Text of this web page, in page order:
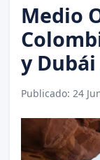
Medio
y Dubái
Publicado: 24